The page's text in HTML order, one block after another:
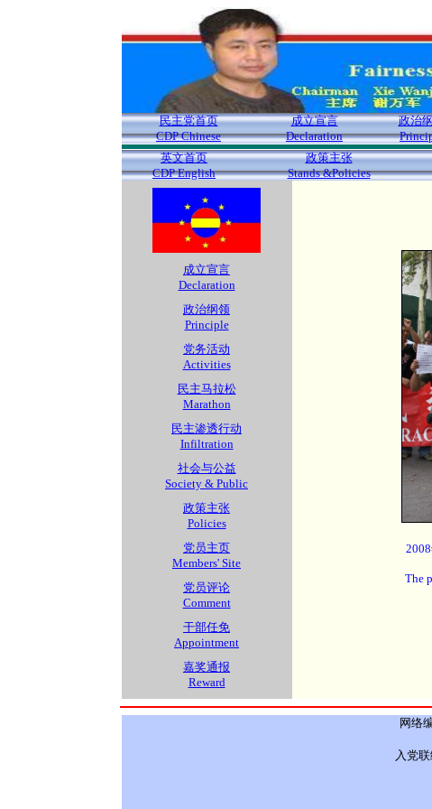
民主党首页
CDP Chinese
成立宣言
Declaration
政治
英文首页
CDP English
政策主张
Stands &Policies
成立宣言
Declaration
政治纲领
Principle
党务活动
Activities
民主马拉松
Marathon
民主渗透行动
Infiltration
社会与公益
Society & Public
政策主张
Policies
党员主页
Members' Site
党员评论
Comment
干部任免
Appointment
嘉奖通报
Reward
The
网络
入党